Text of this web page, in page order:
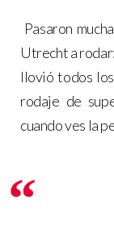
Pasaron
Utrecht a
llovió todos
rodaje de
cuando ves la